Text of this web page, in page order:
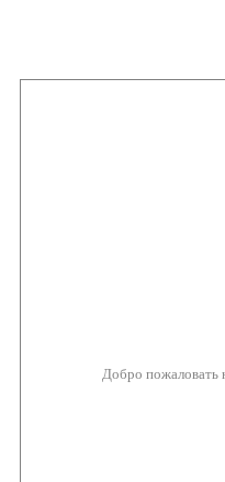
Добро пожаловать